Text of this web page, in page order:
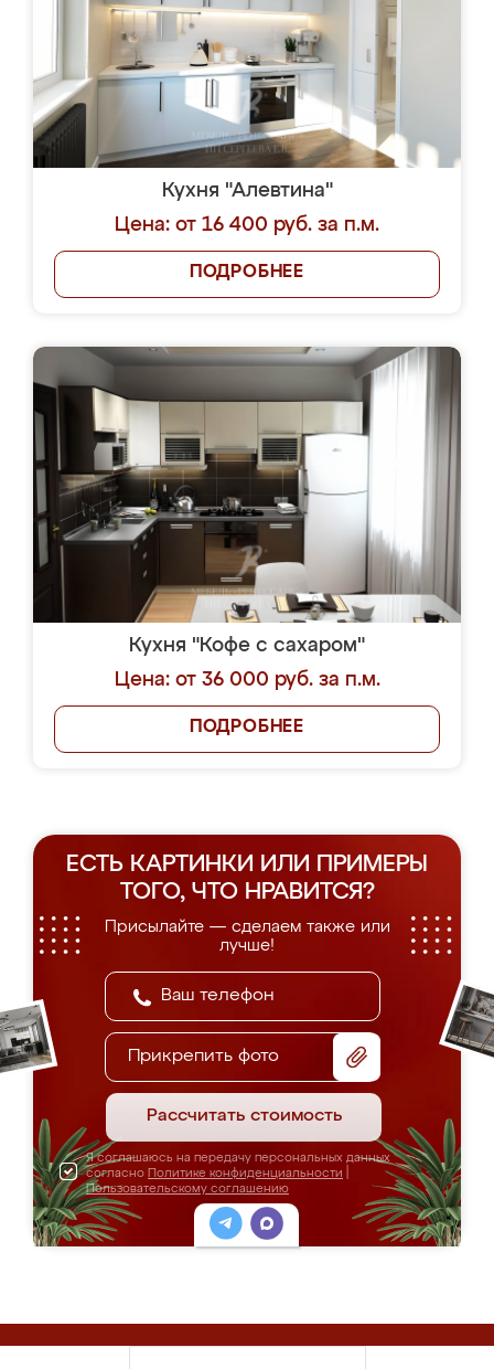
Кухня "Алевтина"
Цена: от 16 400 руб. за п.м.
ПОДРОБНЕЕ
Кухня "Кофе с сахаром"
Цена: от 36 000 руб. за п.м.
ПОДРОБНЕЕ
ЕСТЬ КАРТИНКИ ИЛИ ПРИМЕРЫ
ТОГО, ЧТО НРАВИТСЯ?
Присылайте — сделаем также или
лучше!
Прикрепить фото
Рассчитать стоимость
Я соглашаюсь на передачу персональных данных
согласно Политике конфиденциальности
Пользовательскому соглашению